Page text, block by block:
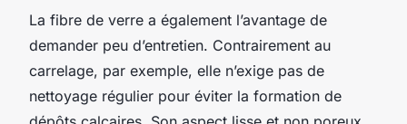
La fibre de verre a également l’avantage de
demander peu d’entretien. Contrairement au
carrelage, par exemple, elle n’exige pas de
nettoyage régulier pour éviter la formation de